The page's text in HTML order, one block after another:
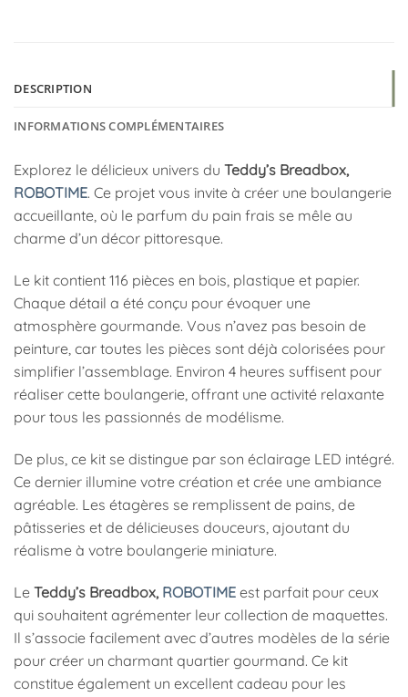
DESCRIPTION
INFORMATIONS COMPLÉMENTAIRES
Explorez le délicieux univers du Teddy’s Breadbox,
ROBOTIME. Ce projet vous invite à créer une boulangerie
accueillante, où le parfum du pain frais se mêle au
charme d’un décor pittoresque.
Le kit contient 116 pièces en bois, plastique et papier.
Chaque détail a été conçu pour évoquer une
atmosphère gourmande. Vous n’avez pas besoin de
peinture, car toutes les pièces sont déjà colorisées pour
simplifier l’assemblage. Environ 4 heures suffisent pour
réaliser cette boulangerie, offrant une activité relaxante
pour tous les passionnés de modélisme.
De plus, ce kit se distingue par son éclairage LED intégré.
Ce dernier illumine votre création et crée une ambiance
agréable. Les étagères se remplissent de pains, de
pâtisseries et de délicieuses douceurs, ajoutant du
réalisme à votre boulangerie miniature.
Le Teddy’s Breadbox, ROBOTIME est parfait pour ceux
qui souhaitent agrémenter leur collection de maquettes.
Il s’associe facilement avec d’autres modèles de la série
pour créer un charmant quartier gourmand. Ce kit
constitue également un excellent cadeau pour les